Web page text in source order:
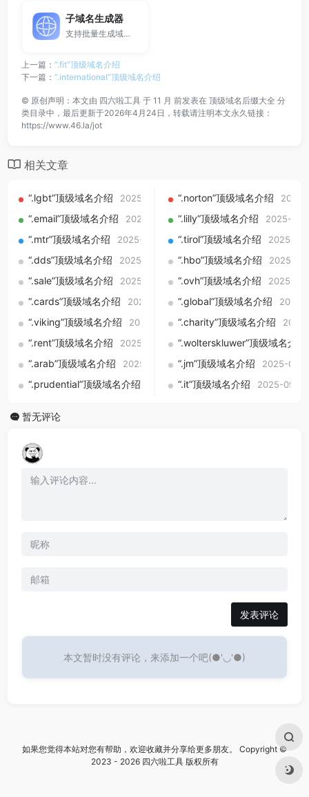
子域名生成器
支持批量生成域名与泛解析子域名，适用于站群部署、SEO测试与开发环境使用。
上一篇： “.fit”顶级域名介绍
下一篇： “.international”顶级域名介绍
© 原创声明：本文由 四六啦工具 于 11 月 前发表在 顶级域名后缀大全 分
类目录中，最后更新于2026年4月24日，转载请注明本文永久链接：
https://www.46.la/jot
相关文章
“.lgbt”顶级域名介绍 2025-09-01 “.norton”顶级域名介绍 2025-
“.email”顶级域名介绍 2025-09-01 “.lilly”顶级域名介绍 2025-09-
“.mtr”顶级域名介绍 2025-09-01 “.tirol”顶级域名介绍 2025-
“.dds”顶级域名介绍 2025-09-01 “.hbo”顶级域名介绍 2025-
“.sale”顶级域名介绍 2025-09-01 “.ovh”顶级域名介绍 2025-
“.cards”顶级域名介绍 2025-09-01“.global”顶级域名介绍 2025-
“.viking”顶级域名介绍 2025-09-01“.charity”顶级域名介绍
“.rent”顶级域名介绍 2025-09-01
“.wolterskluwer”顶级域名介绍
“.arab”顶级域名介绍
2025-09-01 “.jm”顶级域名介绍 2025-09-
“.prudential”顶级域名介绍 2025-09-01“.it”顶级域名介绍 2025-09-01
暂无评论
发表评论
本文暂时没有评论，来添加一个吧(●'◡'●)
如果您觉得本站对您有帮助，欢迎收藏并分享给更多朋友。 Copyright ©
2023 - 2026 四六啦工具 版权所有